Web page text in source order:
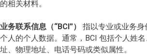
的相关材料。
业务联系信息（“BCI”）
指以专业或业务
个人的个人数据。通常，BCI 包括个人姓
址、物理地址、电话号码或类似属性。